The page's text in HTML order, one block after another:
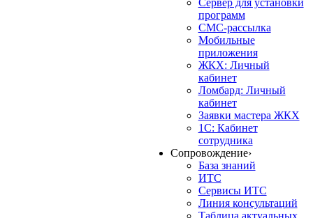
программ
СМС-рассылка
Мобильные
приложения
ЖКХ: Личный
кабинет
Ломбард: Личный
кабинет
Заявки мастера ЖКХ
1С: Кабинет
сотрудника
Сопровождение›
База знаний
ИТС
Сервисы ИТС
Линия консультаций
Таблица актуальных